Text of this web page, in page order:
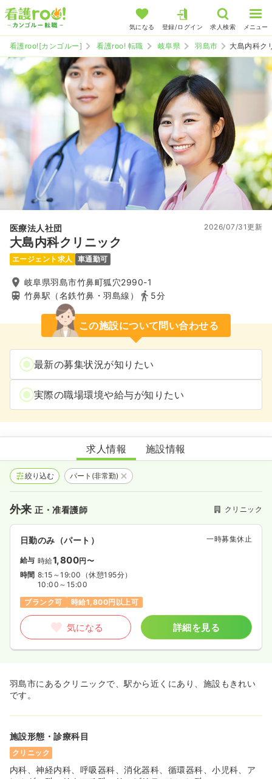
気になる 登録/ログイン 求人検索 メニュー
看護roo![カンゴルー] 看護roo! 転職 岐阜県 羽島市 大島内科ク
医療法人社団
大島内科クリニック
2026/07/31更新
エージェント求人 車通勤可
岐阜県羽島市竹鼻町狐穴2990-1
竹鼻駅（名鉄竹鼻・羽島線）
5分
この施設について問い合わせる
最新の募集状況が知りたい
実際の職場環境や給与が知りたい
大島内科クリニック
求人情報 施設情報
絞り込む パート(非常勤)
外来正・准看護師 クリニック
日勤のみ（パート） 一時募集休止
給与 時給1,800円〜
時間 8:15～19:00 （休憩195分）
10:00～15:00
ブランク可
時給1,800円以上可
気になる 詳細を見る
羽島市にあるクリニックで、駅から近くにあり、施設もきれい
です。
施設形態・診療科目
クリニック
内科、神経内科、呼吸器科、消化器科、循環器科、小児科、ア